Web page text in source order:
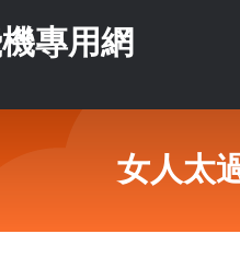
專用網
女人太